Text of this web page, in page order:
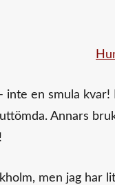
inte en smula
Annars
men jag